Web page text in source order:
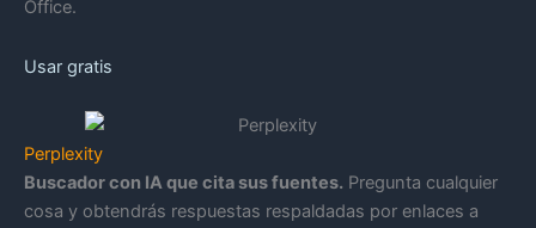
Office.
Usar gratis
Perplexity
Buscador con IA que cita sus fuentes. Pregunta cualquier
cosa y obtendrás respuestas respaldadas por enlaces a